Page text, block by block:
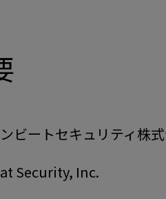
ビートセキュリティ株
Security, Inc.